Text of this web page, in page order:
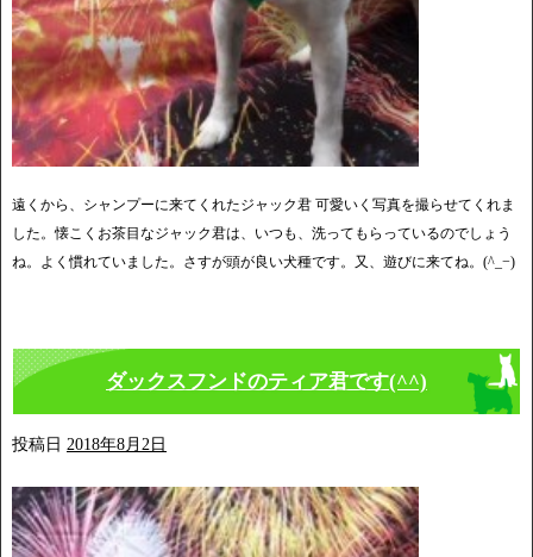
遠くから、シャンプーに来てくれたジャック君 可愛いく写真を撮らせてくれま
した。懐こくお茶目なジャック君は、いつも、洗ってもらっているのでしょう
ね。よく慣れていました。さすが頭が良い犬種です。又、遊びに来てね。(^_−)
ダックスフンドのティア君です(^^)
投稿日 2018年8月2日